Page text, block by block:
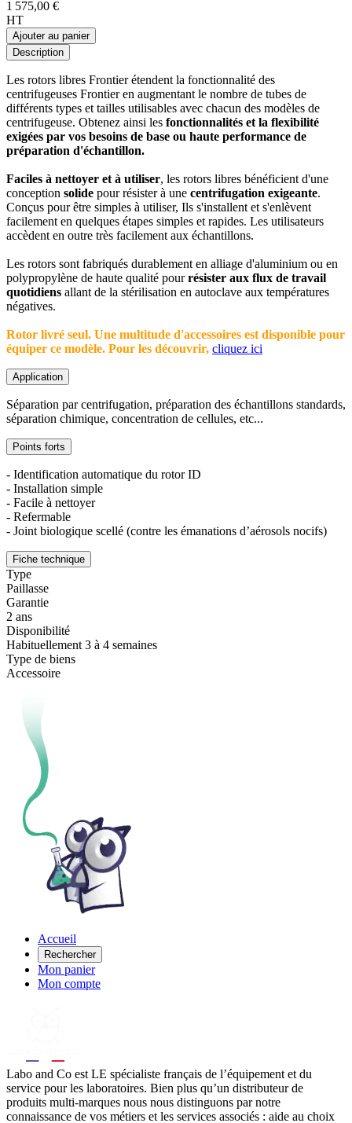
1 575,00 €
HT
Ajouter au panier
Description
Les rotors libres Frontier étendent la fonctionnalité des
centrifugeuses Frontier en augmentant le nombre de tubes de
différents types et tailles utilisables avec chacun des modèles de
centrifugeuse. Obtenez ainsi les fonctionnalités et la flexibilité
exigées par vos besoins de base ou haute performance de
préparation d'échantillon.
Faciles à nettoyer et à utiliser, les rotors libres bénéficient d'une
conception solide pour résister à une centrifugation exigeante.
Conçus pour être simples à utiliser, Ils s'installent et s'enlèvent
facilement en quelques étapes simples et rapides. Les utilisateurs
accèdent en outre très facilement aux échantillons.
Les rotors sont fabriqués durablement en alliage d'aluminium ou en
polypropylène de haute qualité pourrésister aux flux de travail
quotidiens allant de la stérilisation en autoclave aux températures
négatives.
Rotor livré seul. Une multitude d'accessoires est disponible pour
équiper ce modèle. Pour les découvrir, cliquez ici
Application
Séparation par centrifugation, préparation des échantillons standards,
séparation chimique, concentration de cellules, etc...
Points forts
- Identification automatique du rotor ID
- Installation simple
- Facile à nettoyer
- Refermable
- Joint biologique scellé (contre les émanations d’aérosols nocifs)
Fiche technique
Type
Paillasse
Garantie
2 ans
Disponibilité
Habituellement 3 à 4 semaines
Type de biens
Accessoire
Accueil
Rechercher
Mon panier
Mon compte
Labo and Co est LE spécialiste français de l’équipement et du
service pour les laboratoires. Bien plus qu’un distributeur de
produits multi-marques nous nous distinguons par notre
connaissance de vos métiers et les services associés : aide au choix